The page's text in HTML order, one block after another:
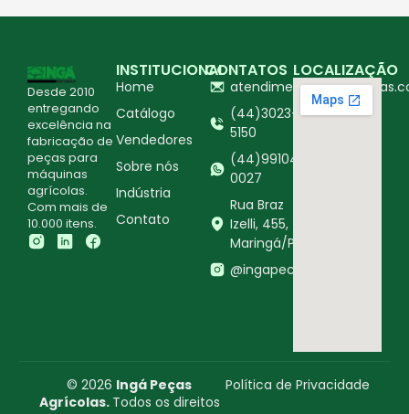
Desde 2010
entregando
excelência na
fabricação de
peças para
máquinas
agrícolas.
Com mais de
10.000 itens.
INSTITUCIONAL
Home
Catálogo
Vendedores
Sobre nós
Indústria
Contato
CONTATOS
(44)3023-
5150
(44)99104-
0027
Rua Braz
Izelli, 455,
Maringá/PR
@ingapecasagricolas
LOCALIZAÇÃO
© 2026 Ingá Peças
Agrícolas. Todos os direitos
Política de Privacidade